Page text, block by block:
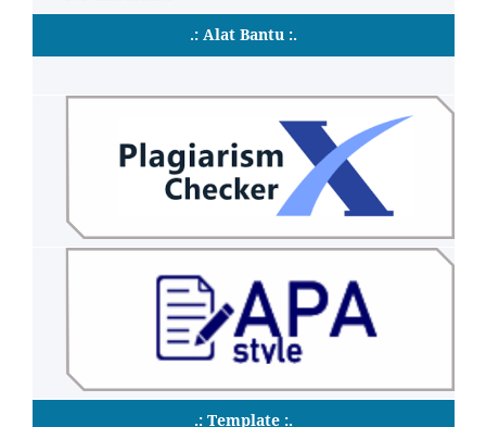
.: Alat Bantu :.
.: Template :.